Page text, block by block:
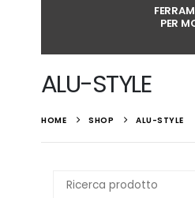
PER
ALU-STYLE
HOME SHOP ALU-STYLE